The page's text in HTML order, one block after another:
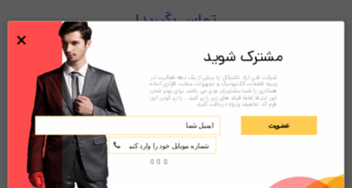
تماس بگیرید!
توضیحات نقد و بررسی‌ها (0)
معرفی پایانه فروشگاهی
مشترک شوید
شرکت فنی آراد تکنیکال با بیش از یک دهه فعالیت در
زمینه قطعات الکترونیک و تجهیزات سخت افزاری آماده
همکاری با شما مشتریان عزیز می باشد. برای بهتر شدن
این ارتباط لطفا فیلد های زیر را پر کنید . با پر کردن این
فرم کد تخفیف ویژه دریافت کنید.
عضویت
×